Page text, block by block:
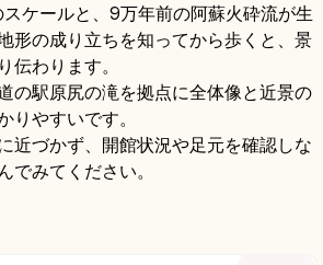
ケールと、9万年前の阿蘇火砕流が生
形の成り立ちを知ってから歩くと、景
伝わります。
の駅原尻の滝を拠点に全体像と近景の
りやすいです。
近づかず、開館状況や足元を確認しな
でみてください。